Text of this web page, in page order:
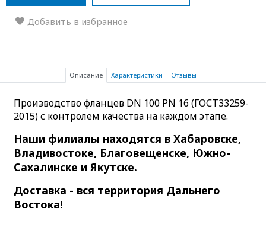
Добавить в избранное
Описание Характеристики Отзывы
Производство фланцев DN 100 PN 16 (ГОСТ33259-
2015) с контролем качества на каждом этапе.
Наши филиалы находятся в Хабаровске,
Владивостоке, Благовещенске, Южно-
Сахалинске и Якутске.
Доставка - вся территория Дальнего
Востока!